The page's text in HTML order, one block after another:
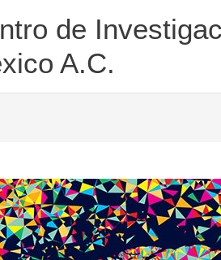
de
A.C.